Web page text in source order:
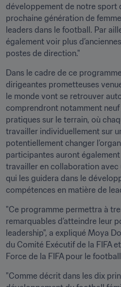
développement de notre sport
prochaine génération de
leaders dans le football. Par
également voir plus
postes de direction."
Dans le cadre de ce
dirigeantes prometteuses
le monde vont se retrouver
comprendront notamment
pratiques sur le terrain, où
travailler individuellement sur
potentiellement changer
participantes auront
travailler en collaboration avec
qui les guidera dans le
compétences en matière de
"Ce programme permettra à
remarquables d’atteindre leur
leadership", a expliqué Moya
du Comité Exécutif de la FIFA
Force de la FIFA pour le
"Comme décrit dans les dix